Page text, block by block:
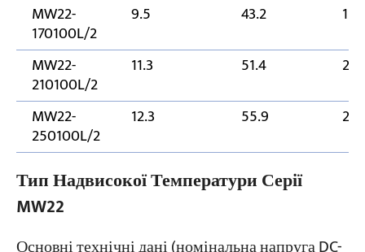
MW22-
170100L/2
9.5 43.2
MW22-
210100L/2
11.3 51.4
MW22-
250100L/2
12.3 55.9
Тип Надвисокої Температури Серії
MW22